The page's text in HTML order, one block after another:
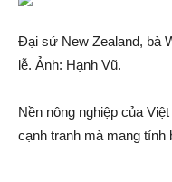
Đại sứ New Zealand, bà
lễ. Ảnh: Hạnh Vũ.
Nền nông nghiệp của
cạnh tra‌nh mà mang tính